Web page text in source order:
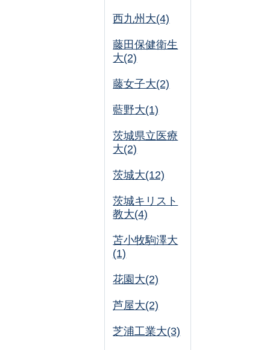
西九州大(4)
藤田保健衛生
大(2)
藤女子大(2)
藍野大(1)
茨城県立医療
大(2)
茨城大(12)
茨城キリスト
教大(4)
苫小牧駒澤大
(1)
花園大(2)
芦屋大(2)
芝浦工業大(3)